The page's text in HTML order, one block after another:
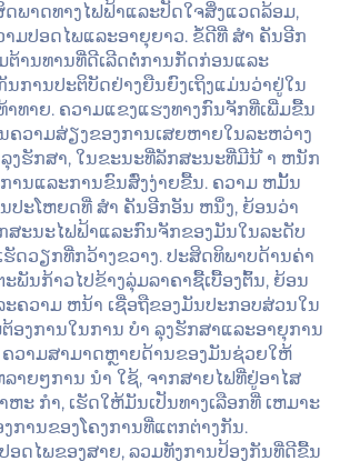
ພາດທາງໄຟຟ້າແລະປັດໃຈສິ່ງແວດລ້ອມ,
ມປອດໄພແລະອາຍຸຍາວ. ຂໍ້ດີທີ່ ສໍາ ຄັນອີກ
ຕ້ານທານທີ່ດີເລີດຕໍ່ການກັດກ່ອນແລະ
ການປະຕິບັດຢ່າງຍືນຍົງເຖິງແມ່ນວ່າຢູ່ໃນ
ທາຍ. ຄວາມແຂງແຮງທາງກົນຈັກທີ່ເພີ່ມຂື້ນ
ວາມສ່ຽງຂອງການເສຍຫາຍໃນລະຫວ່າງ
ງຮັກສາ, ໃນຂະນະທີ່ລັກສະນະທີ່ມີນ້ ໍາ ຫນັກ
ານແລະການຂົນສົ່ງງ່າຍຂື້ນ. ຄວາມ ຫມັ້ນ
ປະໂຫຍດທີ່ ສໍາ ຄັນອີກອັນ ຫນຶ່ງ, ຍ້ອນວ່າ
ສະນະໄຟຟ້າແລະກົນຈັກຂອງມັນໃນລະດັບ
ດວຽກທີ່ກວ້າງຂວາງ. ປະສິດທິພາບດ້ານຄ່າ
ພັນກ້າວໄປຂ້າງລຸ່ມລາຄາຊື້ເບື້ອງຕົ້ນ, ຍ້ອນ
ຄວາມ ຫນ້າ ເຊື່ອຖືຂອງມັນປະກອບສ່ວນໃນ
ງການໃນການ ບໍາ ລຸງຮັກສາແລະອາຍຸການ
ຄວາມສາມາດຫຼາຍດ້ານຂອງມັນຊ່ວຍໃຫ້
າຍໆການ ນໍາ ໃຊ້, ຈາກສາຍໄຟທີ່ຢູ່ອາໄສ
ຫະ ກໍາ, ເຮັດໃຫ້ມັນເປັນທາງເລືອກທີ່ ເຫມາະ
ການຂອງໂຄງການທີ່ແຕກຕ່າງກັນ.
ດໄພຂອງສາຍ, ລວມທັງການປ້ອງກັນທີ່ດີຂື້ນ